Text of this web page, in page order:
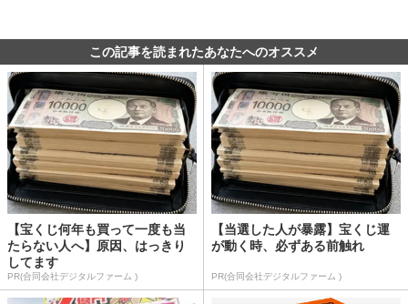
この記事を読まれたあなたへのオススメ
【宝くじ何年も買って一度も当
たらない人へ】原因、はっきり
してます
PR(合同会社デジタルファーム )
【当選した人が暴露】宝くじ運
が動く時、必ずある前触れ
PR(合同会社デジタルファーム )